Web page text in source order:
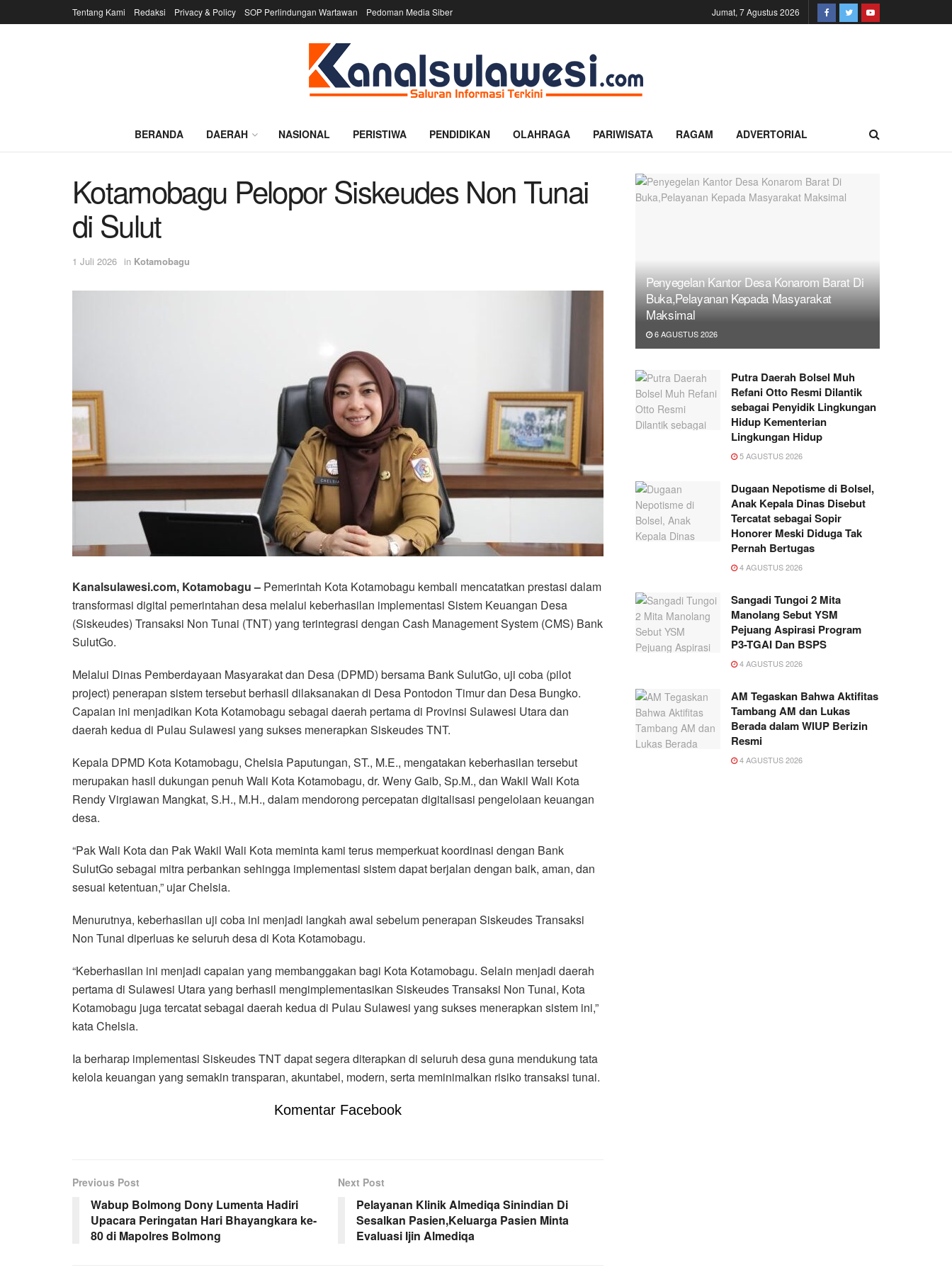
Tentang Kami Redaksi Privacy & Policy SOP Perlindungan Wartawan Pedoman Media Siber Jumat, 7 Agustus 2026
BERANDA DAERAH NASIONAL PERISTIWA PENDIDIKAN OLAHRAGA PARIWISATA RAGAM ADVERTORIAL
Kotamobagu Pelopor Siskeudes Non Tunai
di Sulut
1 Juli 2026 in Kotamobagu
Kanalsulawesi.com, Kotamobagu – Pemerintah Kota Kotamobagu kembali mencatatkan prestasi dalam
transformasi digital pemerintahan desa melalui keberhasilan implementasi Sistem Keuangan Desa
(Siskeudes) Transaksi Non Tunai (TNT) yang terintegrasi dengan Cash Management System (CMS) Bank
SulutGo.
Melalui Dinas Pemberdayaan Masyarakat dan Desa (DPMD) bersama Bank SulutGo, uji coba (pilot
project) penerapan sistem tersebut berhasil dilaksanakan di Desa Pontodon Timur dan Desa Bungko.
Capaian ini menjadikan Kota Kotamobagu sebagai daerah pertama di Provinsi Sulawesi Utara dan
daerah kedua di Pulau Sulawesi yang sukses menerapkan Siskeudes TNT.
Kepala DPMD Kota Kotamobagu, Chelsia Paputungan, ST., M.E., mengatakan keberhasilan tersebut
merupakan hasil dukungan penuh Wali Kota Kotamobagu, dr. Weny Gaib, Sp.M., dan Wakil Wali Kota
Rendy Virgiawan Mangkat, S.H., M.H., dalam mendorong percepatan digitalisasi pengelolaan keuangan
desa.
“Pak Wali Kota dan Pak Wakil Wali Kota meminta kami terus memperkuat koordinasi dengan Bank
SulutGo sebagai mitra perbankan sehingga implementasi sistem dapat berjalan dengan baik, aman, dan
sesuai ketentuan,” ujar Chelsia.
Menurutnya, keberhasilan uji coba ini menjadi langkah awal sebelum penerapan Siskeudes Transaksi
Non Tunai diperluas ke seluruh desa di Kota Kotamobagu.
“Keberhasilan ini menjadi capaian yang membanggakan bagi Kota Kotamobagu. Selain menjadi daerah
pertama di Sulawesi Utara yang berhasil mengimplementasikan Siskeudes Transaksi Non Tunai, Kota
Kotamobagu juga tercatat sebagai daerah kedua di Pulau Sulawesi yang sukses menerapkan sistem ini,”
kata Chelsia.
Ia berharap implementasi Siskeudes TNT dapat segera diterapkan di seluruh desa guna mendukung tata
kelola keuangan yang semakin transparan, akuntabel, modern, serta meminimalkan risiko transaksi tunai.
Komentar Facebook
Previous Post
Wabup Bolmong Dony Lumenta Hadiri
Upacara Peringatan Hari Bhayangkara ke-
80 di Mapolres Bolmong
Next Post
Pelayanan Klinik Almediqa Sinindian Di
Sesalkan Pasien,Keluarga Pasien Minta
Evaluasi Ijin Almediqa
Penyegelan Kantor Desa Konarom Barat Di
Buka,Pelayanan Kepada Masyarakat
Maksimal
6 AGUSTUS 2026
Putra Daerah Bolsel Muh
Refani Otto Resmi Dilantik
sebagai Penyidik Lingkungan
Hidup Kementerian
Lingkungan Hidup
5 AGUSTUS 2026
Dugaan Nepotisme di Bolsel,
Anak Kepala Dinas Disebut
Tercatat sebagai Sopir
Honorer Meski Diduga Tak
Pernah Bertugas
4 AGUSTUS 2026
Sangadi Tungoi 2 Mita
Manolang Sebut YSM
Pejuang Aspirasi Program
P3-TGAI Dan BSPS
4 AGUSTUS 2026
AM Tegaskan Bahwa Aktifitas
Tambang AM dan Lukas
Berada dalam WIUP Berizin
Resmi
4 AGUSTUS 2026